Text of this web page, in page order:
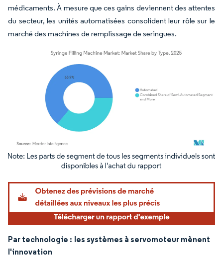
médicaments. À mesure que ces gains deviennent des attentes
du secteur, les unités automatisées consolident leur rôle sur le
marché des machines de remplissage de seringues.
Image © Mordor Intelligence. La réutilisation nécessite une attribution sous CC BY
Par technologie : les systèmes à servomoteur mènent
l'innovation